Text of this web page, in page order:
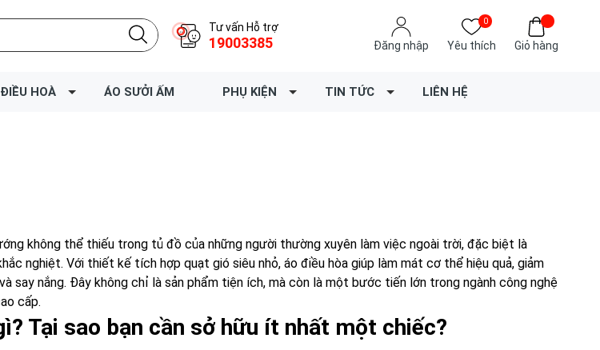
Tư vấn Hỗ trợ
19003385 Đăng nhập
0
Yêu thích Giỏ hàng
HOÀ ÁO SƯỞI ẤM PHỤ KIỆN TIN TỨC LIÊN HỆ
không thể thiếu trong tủ đồ của những người thường xuyên làm việc ngoài trời, đặc biệt là
nghiệt. Với thiết kế tích hợp quạt gió siêu nhỏ, áo điều hòa giúp làm mát cơ thể hiệu quả, giảm
say nắng. Đây không chỉ là sản phẩm tiện ích, mà còn là một bước tiến lớn trong ngành công nghệ
cấp.
Tại sao bạn cần sở hữu ít nhất một chiếc?